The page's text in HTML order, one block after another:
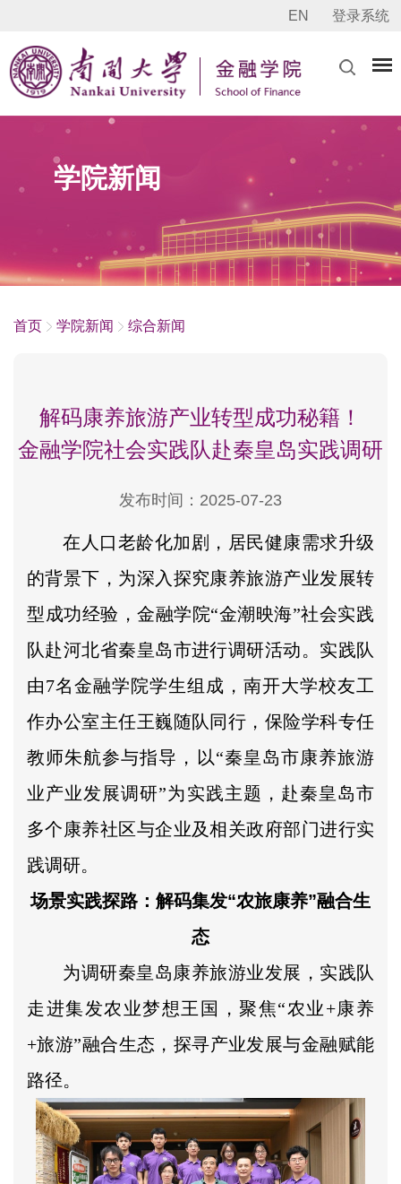
EN 登录系统
学院新闻
首页 学院新闻 综合新闻
解码康养旅游产业转型成功秘籍！
金融学院社会实践队赴秦皇岛实践调研
发布时间：2025-07-23
在人口老龄化加剧，居民健康需求升级
的背景下，为深入探究康养旅游产业发展转
型成功经验，金融学院“金潮映海”社会实践
队赴河北省秦皇岛市进行调研活动。实践队
由7名金融学院学生组成，南开大学校友工
作办公室主任王巍随队同行，保险学科专任
教师朱航参与指导，以“秦皇岛市康养旅游
业产业发展调研”为实践主题，赴秦皇岛市
多个康养社区与企业及相关政府部门进行实
践调研。
场景实践探路：解码集发“农旅康养”融合生
态
为调研秦皇岛康养旅游业发展，实践队
走进集发农业梦想王国，聚焦“农业+康养
+旅游”融合生态，探寻产业发展与金融赋能
路径。